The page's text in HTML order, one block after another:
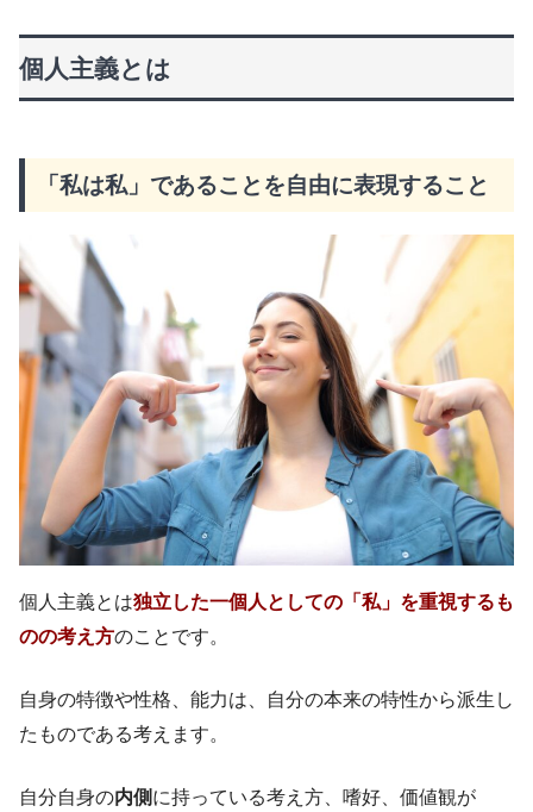
個人主義とは
「私は私」であることを自由に表現すること
個人主義とは独立した一個人としての「私」を重視するも
のの考え方のことです。
自身の特徴や性格、能力は、自分の本来の特性から派生し
たものである考えます。
自分自身の内側 に持っている考え方、嗜好、価値観が